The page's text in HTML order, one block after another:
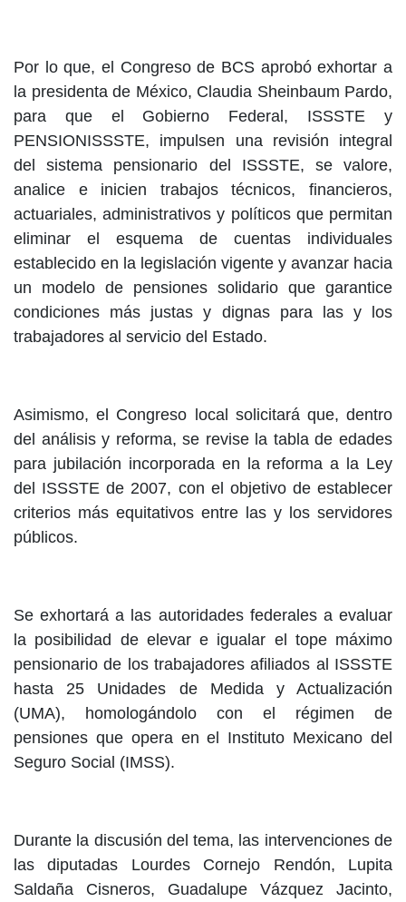
Por lo que, el Congreso de BCS aprobó exhortar a
la presidenta de México, Claudia Sheinbaum Pardo,
para que el Gobierno Federal, ISSSTE y
PENSIONISSSTE, impulsen una revisión integral
del sistema pensionario del ISSSTE, se valore,
analice e inicien trabajos técnicos, financieros,
actuariales, administrativos y políticos que permitan
eliminar el esquema de cuentas individuales
establecido en la legislación vigente y avanzar hacia
un modelo de pensiones solidario que garantice
condiciones más justas y dignas para las y los
trabajadores al servicio del Estado.
Asimismo, el Congreso local solicitará que, dentro
del análisis y reforma, se revise la tabla de edades
para jubilación incorporada en la reforma a la Ley
del ISSSTE de 2007, con el objetivo de establecer
criterios más equitativos entre las y los servidores
públicos.
Se exhortará a las autoridades federales a evaluar
la posibilidad de elevar e igualar el tope máximo
pensionario de los trabajadores afiliados al ISSSTE
hasta 25 Unidades de Medida y Actualización
(UMA), homologándolo con el régimen de
pensiones que opera en el Instituto Mexicano del
Seguro Social (IMSS).
Durante la discusión del tema, las intervenciones de
las diputadas Lourdes Cornejo Rendón, Lupita
Saldaña Cisneros, Guadalupe Vázquez Jacinto,